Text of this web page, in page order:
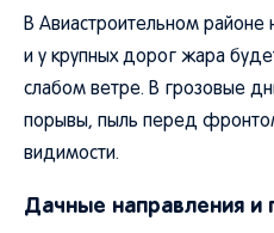
В Авиастроительном районе
и у крупных дорог жара
слабом ветре. В грозовые
порывы, пыль перед
видимости.
Дачные направления и